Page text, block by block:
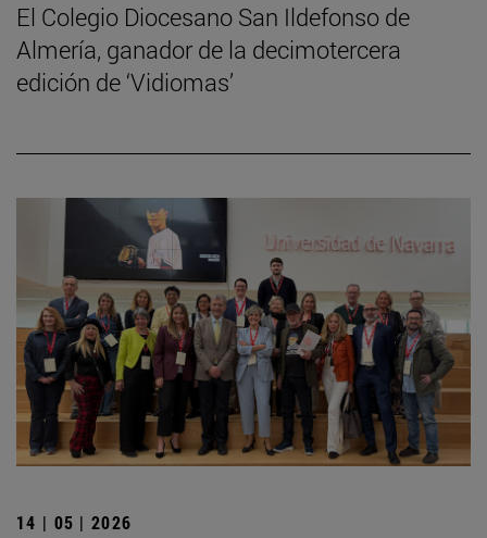
El Colegio Diocesano San Ildefonso de
Almería, ganador de la decimotercera
edición de ‘Vidiomas’
14 | 05 | 2026